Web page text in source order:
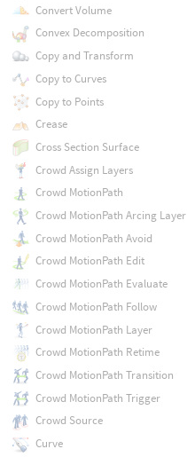
Convert Volume
Convex Decomposition
Copy and Transform
Copy to Curves
Copy to Points
Crease
Cross Section Surface
Crowd Assign Layers
Crowd MotionPath
Crowd MotionPath Arcing Layer
Crowd MotionPath Avoid
Crowd MotionPath Edit
Crowd MotionPath Evaluate
Crowd MotionPath Follow
Crowd MotionPath Layer
Crowd MotionPath Retime
Crowd MotionPath Transition
Crowd MotionPath Trigger
Crowd Source
Curve